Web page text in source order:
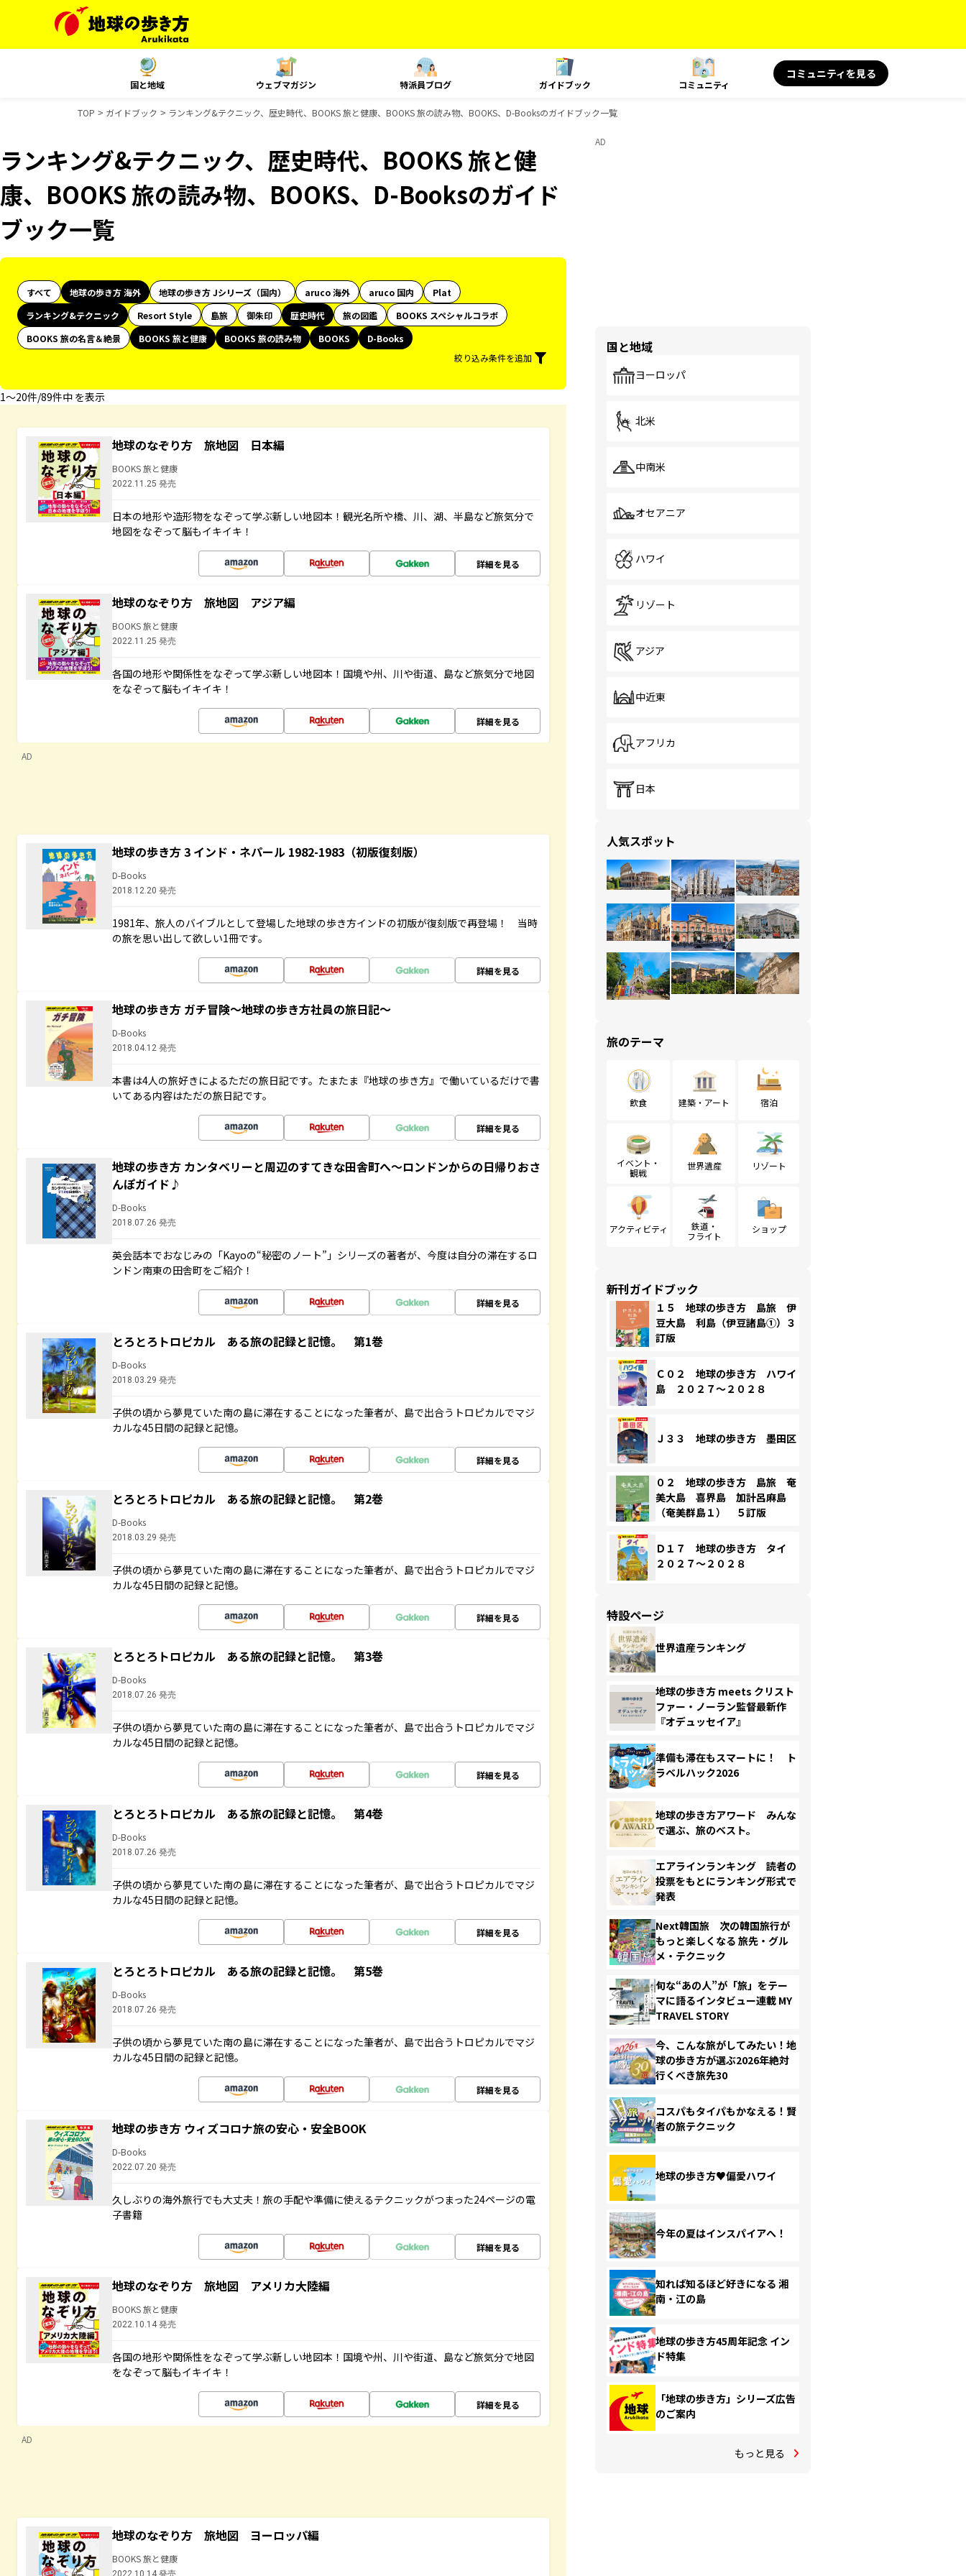
国と地域 ウェブマガジン 特派員ブログ ガイドブック コミュニティ
コミュニティを見る
TOP ガイドブック ランキング&テクニック、歴史時代、BOOKS 旅と健康、BOOKS 旅の読み物、BOOKS、D-Booksのガイドブック一覧
ランキング&テクニック、歴史時代、BOOKS 旅と健
康、BOOKS 旅の読み物、BOOKS、D-Booksのガイド
ブック一覧
すべて 地球の歩き方 海外 地球の歩き方 Jシリーズ（国内） aruco 海外 aruco 国内
Plat
ランキング&テクニック
Resort Style 島旅 御朱印 歴史時代 旅の図鑑
BOOKS スペシャルコラボ
BOOKS 旅の名言＆絶景
BOOKS 旅と健康 BOOKS 旅の読み物 BOOKS
D-Books
絞り込み条件を追加
1〜20件/89件中 を表示
地球のなぞり方 旅地図 日本編
BOOKS 旅と健康
2022.11.25 発売
日本の地形や造形物をなぞって学ぶ新しい地図本！観光名所や橋、川、湖、半島など旅気分で
地図をなぞって脳もイキイキ！
詳細を見る
地球のなぞり方 旅地図 アジア編
BOOKS 旅と健康
2022.11.25 発売
各国の地形や関係性をなぞって学ぶ新しい地図本！国境や州、川や街道、島など旅気分で地図
をなぞって脳もイキイキ！
詳細を見る
AD
地球の歩き方 3 インド・ネパール 1982-1983（初版復刻版）
D-Books
2018.12.20 発売
1981年、旅人のバイブルとして登場した地球の歩き方インドの初版が復刻版で再登場！ 当時
の旅を思い出して欲しい1冊です。
詳細を見る
地球の歩き方 ガチ冒険～地球の歩き方社員の旅日記～
D-Books
2018.04.12 発売
本書は4人の旅好きによるただの旅日記です。たまたま『地球の歩き方』で働いているだけで書
いてある内容はただの旅日記です。
詳細を見る
地球の歩き方 カンタベリーと周辺のすてきな田舎町へ～ロンドンからの日帰りおさ
んぽガイド♪
D-Books
2018.07.26 発売
英会話本でおなじみの「Kayoの“秘密のノート”」シリーズの著者が、今度は自分の滞在するロ
ンドン南東の田舎町をご紹介！
詳細を見る
とろとろトロピカル ある旅の記録と記憶。 第1巻
D-Books
2018.03.29 発売
子供の頃から夢見ていた南の島に滞在することになった筆者が、島で出合うトロピカルでマジ
カルな45日間の記録と記憶。
詳細を見る
とろとろトロピカル ある旅の記録と記憶。 第2巻
D-Books
2018.03.29 発売
子供の頃から夢見ていた南の島に滞在することになった筆者が、島で出合うトロピカルでマジ
カルな45日間の記録と記憶。
詳細を見る
とろとろトロピカル ある旅の記録と記憶。 第3巻
D-Books
2018.07.26 発売
子供の頃から夢見ていた南の島に滞在することになった筆者が、島で出合うトロピカルでマジ
カルな45日間の記録と記憶。
詳細を見る
とろとろトロピカル ある旅の記録と記憶。 第4巻
D-Books
2018.07.26 発売
子供の頃から夢見ていた南の島に滞在することになった筆者が、島で出合うトロピカルでマジ
カルな45日間の記録と記憶。
詳細を見る
とろとろトロピカル ある旅の記録と記憶。 第5巻
D-Books
2018.07.26 発売
子供の頃から夢見ていた南の島に滞在することになった筆者が、島で出合うトロピカルでマジ
カルな45日間の記録と記憶。
詳細を見る
地球の歩き方 ウィズコロナ旅の安心・安全BOOK
D-Books
2022.07.20 発売
久しぶりの海外旅行でも大丈夫！旅の手配や準備に使えるテクニックがつまった24ページの電
子書籍
詳細を見る
地球のなぞり方 旅地図 アメリカ大陸編
BOOKS 旅と健康
2022.10.14 発売
各国の地形や関係性をなぞって学ぶ新しい地図本！国境や州、川や街道、島など旅気分で地図
をなぞって脳もイキイキ！
詳細を見る
AD
地球のなぞり方 旅地図 ヨーロッパ編
BOOKS 旅と健康
2022.10.14 発売
AD
国と地域
ヨーロッパ
北米
中南米
オセアニア
ハワイ
リゾート
アジア
中近東
アフリカ
日本
人気スポット
旅のテーマ
飲食 建築・アート 宿泊
イベント・
観戦
世界遺産 リゾート
アクティビティ
鉄道・
フライト
ショップ
新刊ガイドブック
１５ 地球の歩き方 島旅 伊
豆大島 利島（伊豆諸島①）３
訂版
Ｃ０２ 地球の歩き方 ハワイ
島 ２０２７～２０２８
Ｊ３３ 地球の歩き方 墨田区
０２ 地球の歩き方 島旅 奄
美大島 喜界島 加計呂麻島
（奄美群島１） ５訂版
Ｄ１７ 地球の歩き方 タイ
２０２７～２０２８
特設ページ
世界遺産ランキング
地球の歩き方 meets クリスト
ファー・ノーラン監督最新作
『オデュッセイア』
準備も滞在もスマートに！ ト
ラベルハック2026
地球の歩き方アワード みんな
で選ぶ、旅のベスト。
エアラインランキング 読者の
投票をもとにランキング形式で
発表
Next韓国旅 次の韓国旅行が
もっと楽しくなる 旅先・グル
メ・テクニック
旬な“あの人”が「旅」をテー
マに語るインタビュー連載 MY
TRAVEL STORY
今、こんな旅がしてみたい！地
球の歩き方が選ぶ2026年絶対
行くべき旅先30
コスパもタイパもかなえる！賢
者の旅テクニック
地球の歩き方♥偏愛ハワイ
今年の夏はインスパイアへ！
知れば知るほど好きになる 湘
南・江の島
地球の歩き方45周年記念 イン
ド特集
「地球の歩き方」シリーズ広告
のご案内
もっと見る